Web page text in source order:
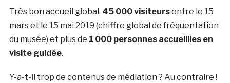
Très bon accueil global. 45 000 visiteursentre le 15
mars et le 15 mai 2019 (chiffre global de fréquentation
du musée) et plus de 1 000 personnes accueillies en
visite guidée.
Y-a-t-il trop de contenus de médiation ? Au contraire !